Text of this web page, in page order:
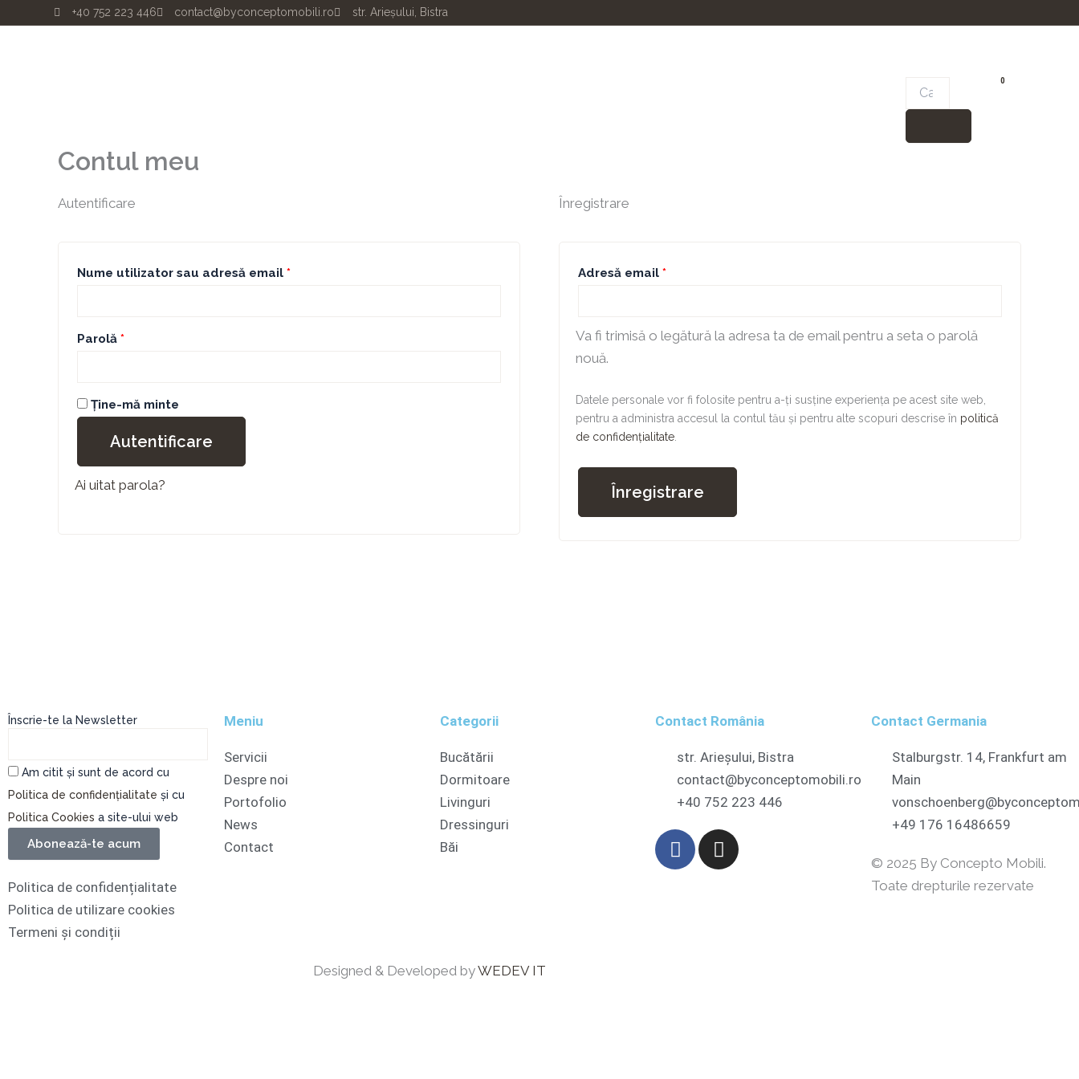
+40 752 223 446 contact@byconceptomobili.ro str. Arieșului, Bistra
0
Cart
Contul meu
Autentificare
Nume utilizator sau adresă email *
Obligatoriu
Parolă *
Obligatoriu
Ține-mă minte
Autentificare
Ai uitat parola?
Înregistrare
Adresă email *
Va fi trimisă o legătură la adresa ta de email pentru a seta o parolă
nouă.
Datele personale vor fi folosite pentru a-ți susține experiența pe acest site web,
pentru a administra accesul la contul tău și pentru alte scopuri descrise în politică
de confidențialitate.
Înregistrare
Înscrie-te la Newsletter
Am citit și sunt de acord cu
Politica de confidențialitate și cu
Politica Cookies a site-ului web
Abonează-te acum
Politica de confidențialitate
Politica de utilizare cookies
Termeni și condiții
Meniu
Servicii
Despre noi
Portofolio
News
Contact
Categorii
Bucătării
Dormitoare
Livinguri
Dressinguri
Băi
Contact România
str. Arieșului, Bistra
contact@byconceptomobili.ro
+40 752 223 446
F
a
I
n
Contact Germania
Stalburgstr. 14, Frankfurt am
Main
+49 176 16486659
© 2025 By Concepto Mobili.
Toate drepturile rezervate
Designed & Developed byWEDEV IT